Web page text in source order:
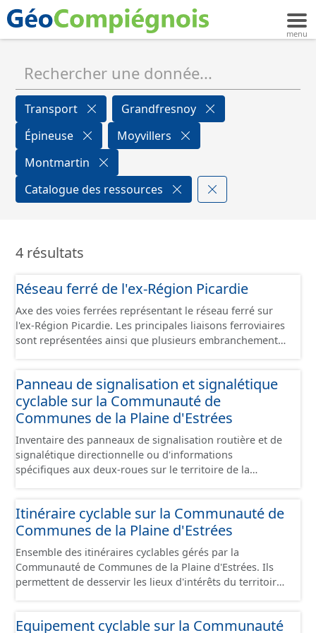
Transport
Grandfresnoy
Épineuse
Moyvillers
Montmartin
Catalogue des ressources
4 résultats
Réseau ferré de l'ex-Région Picardie
Axe des voies ferrées représentant le réseau ferré sur
l'ex-Région Picardie. Les principales liaisons ferroviaires
sont représentées ainsi que plusieurs embranchements
sont désaffectées mais sont toujours physiquement
présentes sur le terrain.
Panneau de signalisation et signalétique
cyclable sur la Communauté de
Communes de la Plaine d'Estrées
Inventaire des panneaux de signalisation routière et de
signalétique directionnelle ou d'informations
spécifiques aux deux-roues sur le territoire de la
en cours de réalisation. Cet inventaire est en cours, la
donnée n'est donc pas exhaustive.
Itinéraire cyclable sur la Communauté de
Communes de la Plaine d'Estrées
Ensemble des itinéraires cyclables gérés par la
Communauté de Communes de la Plaine d'Estrées. Ils
permettent de desservir les lieux d'intérêts du territoire
de bonnes conditions. Ils peuvent emprunter tout type
Equipement cyclable sur la Communauté